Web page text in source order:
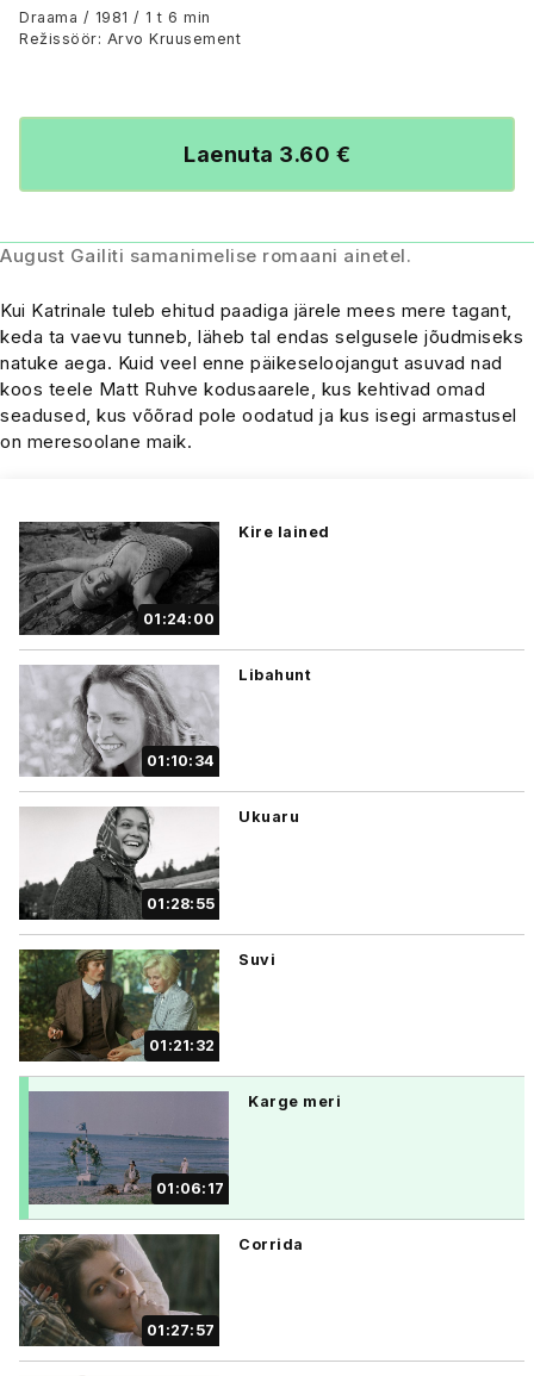
Draama / 1981 / 1 t 6 min
Režissöör: Arvo Kruusement
Laenuta 3.60 €
August Gailiti samanimelise romaani ainetel.
Kui Katrinale tuleb ehitud paadiga järele mees mere tagant,
keda ta vaevu tunneb, läheb tal endas selgusele jõudmiseks
natuke aega. Kuid veel enne päikeseloojangut asuvad nad
koos teele Matt Ruhve kodusaarele, kus kehtivad omad
seadused, kus võõrad pole oodatud ja kus isegi armastusel
on meresoolane maik.
01:24:00
Kire lained
01:10:34
Libahunt
01:28:55
Ukuaru
01:21:32
Suvi
01:06:17
Karge meri
01:27:57
Corrida